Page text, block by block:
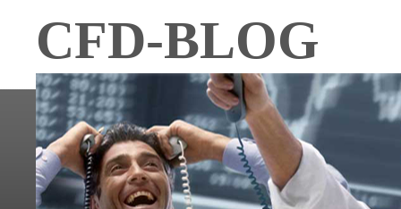
CFD-BLOG